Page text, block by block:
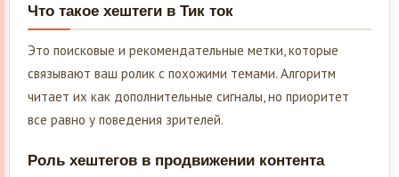
Что такое хештеги в Тик ток
Это поисковые и рекомендательные метки, которые
связывают ваш ролик с похожими темами. Алгоритм
читает их как дополнительные сигналы, но приоритет
все равно у поведения зрителей.
Роль хештегов в продвижении контента